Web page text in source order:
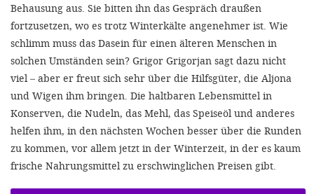
Behausung aus. Sie bitten ihn das Gespräch draußen
fortzusetzen, wo es trotz Winterkälte angenehmer ist. Wie
schlimm muss das Dasein für einen älteren Menschen in
solchen Umständen sein? Grigor Grigorjan sagt dazu nicht
viel – aber er freut sich sehr über die Hilfsgüter, die Aljona
und Wigen ihm bringen. Die haltbaren Lebensmittel in
Konserven, die Nudeln, das Mehl, das Speiseöl und anderes
helfen ihm, in den nächsten Wochen besser über die Runden
zu kommen, vor allem jetzt in der Winterzeit, in der es kaum
frische Nahrungsmittel zu erschwinglichen Preisen gibt.